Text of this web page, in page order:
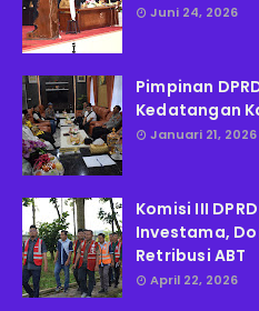
Juni 24, 2026
Pimpinan
Kedatangan
Januari 21, 2026
Komisi III
Investama,
Retribusi ABT
April 22, 2026